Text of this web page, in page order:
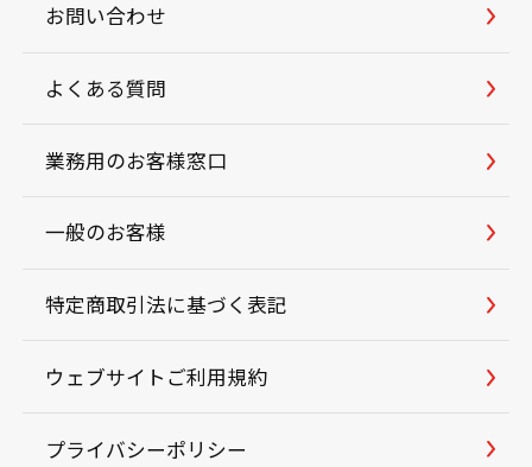
お問い合わせ
よくある質問
業務用のお客様窓口
一般のお客様
特定商取引法に基づく表記
ウェブサイトご利用規約
プライバシーポリシー